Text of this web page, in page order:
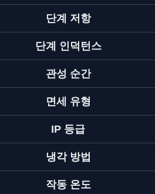
단계 저항
단계 인덕턴스
관성 순간
면세 유형
IP 등급
냉각 방법
작동 온도